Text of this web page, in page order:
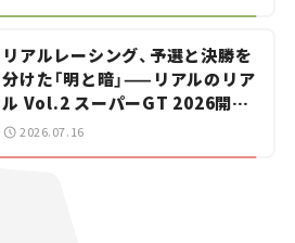
リアルレーシング、予選と決勝を
分けた「明と暗」——リアルのリア
ル Vol.2 スーパーGT 2026開幕
戦 岡山国際サーキット
2026.07.16